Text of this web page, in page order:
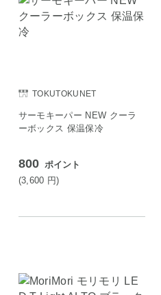
TOKUTOKUNET
サーモキーパー NEW クーラ
ーボックス 保温保冷
800 ポイント
(3,600 円)